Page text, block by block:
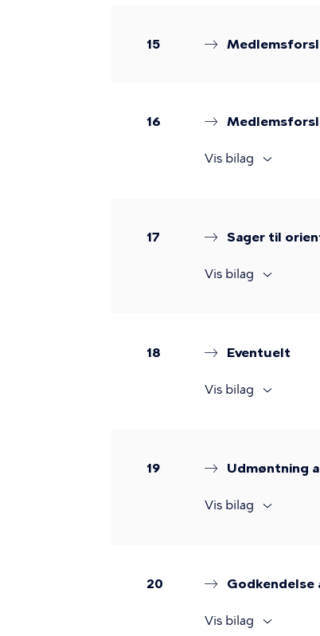
15
16
Vis bilag
17 Sager til
Vis bilag
18 Eventuelt
Vis bilag
19 Udmøntning
Vis bilag
20
Vis bilag